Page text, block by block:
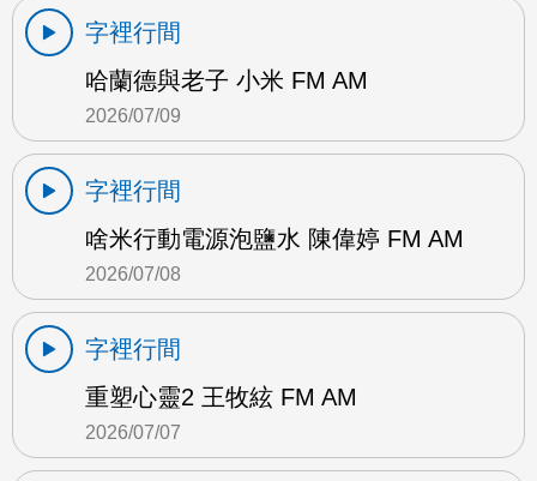
字裡行間
哈蘭德與老子 小米 FM AM
2026/07/09
字裡行間
啥米行動電源泡鹽水 陳偉婷 FM AM
2026/07/08
字裡行間
重塑心靈2 王牧絃 FM AM
2026/07/07